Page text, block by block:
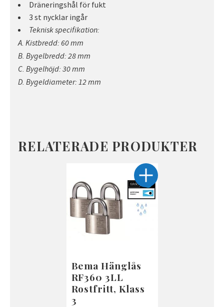
Dräneringshål för fukt
3 st nycklar ingår
Teknisk specifikation:
A. Kistbredd: 60 mm
B. Bygelbredd: 28 mm
C. Bygelhöjd: 30 mm
D. Bygeldiameter: 12 mm
RELATERADE PRODUKTER
Bema Hänglås
RF360 3LL
Rostfritt, Klass
3